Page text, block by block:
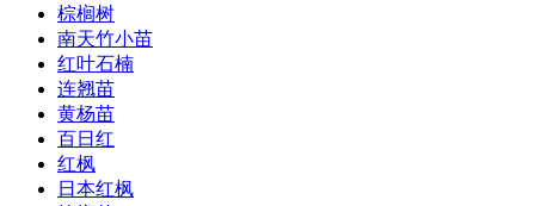
棕榈树
南天竹小苗
红叶石楠
连翘苗
黄杨苗
百日红
红枫
日本红枫